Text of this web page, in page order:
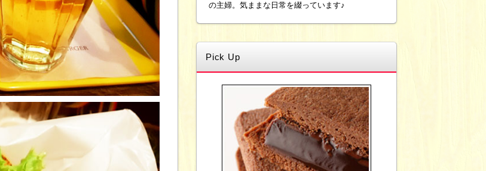
の主婦。気ままな日常を綴っています♪
Pick Up